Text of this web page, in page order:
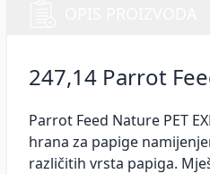
247,14 Parrot
Parrot Feed Nature PET
hrana za papige
različitih vrsta papiga.